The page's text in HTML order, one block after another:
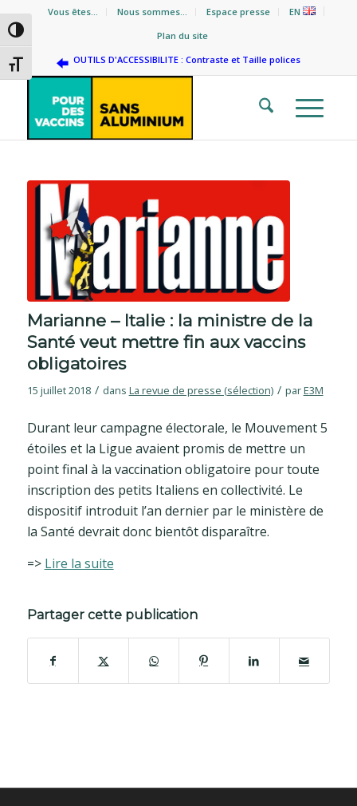
Passer en contraste élevé
Changer la taille de la police
Vous êtes… Nous sommes… Espace presse
EN
Plan du site
OUTILS D'ACCESSIBILITE : Contraste et Taille polices
Marianne – Italie : la ministre de la
Santé veut mettre fin aux vaccins
obligatoires
15 juillet 2018 / dans La revue de presse (sélection) / parE3M
Durant leur campagne électorale, le Mouvement 5
étoiles et la Ligue avaient promis de mettre un
point final à la vaccination obligatoire pour toute
inscription des petits Italiens en collectivité. Le
dispositif introduit l’an dernier par le ministère de
la Santé devrait donc bientôt disparaître.
=> Lire la suite
Partager cette publication